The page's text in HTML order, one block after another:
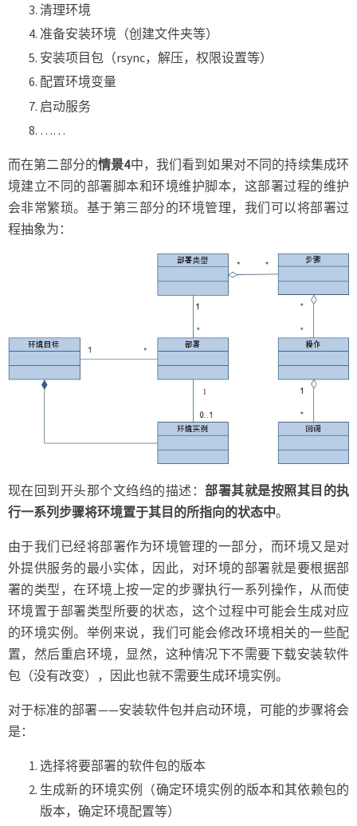
清理环境
准备安装环境（创建文件夹等）
安装项目包（rsync，解压，权限设置等）
配置环境变量
启动服务
……
而在第二部分的情景4中，我们看到如果对不同的持续集成环
境建立不同的部署脚本和环境维护脚本，这部署过程的维护
会非常繁琐。基于第三部分的环境管理，我们可以将部署过
程抽象为：
现在回到开头那个文绉绉的描述：部署其就是按照其目的执
行一系列步骤将环境置于其目的所指向的状态中。
由于我们已经将部署作为环境管理的一部分，而环境又是对
外提供服务的最小实体，因此，对环境的部署就是要根据部
署的类型，在环境上按一定的步骤执行一系列操作，从而使
环境置于部署类型所要的状态，这个过程中可能会生成对应
的环境实例。举例来说，我们可能会修改环境相关的一些配
置，然后重启环境，显然，这种情况下不需要下载安装软件
包（没有改变），因此也就不需要生成环境实例。
对于标准的部署——安装软件包并启动环境，可能的步骤将会
是：
选择将要部署的软件包的版本
生成新的环境实例（确定环境实例的版本和其依赖包的
版本，确定环境配置等）